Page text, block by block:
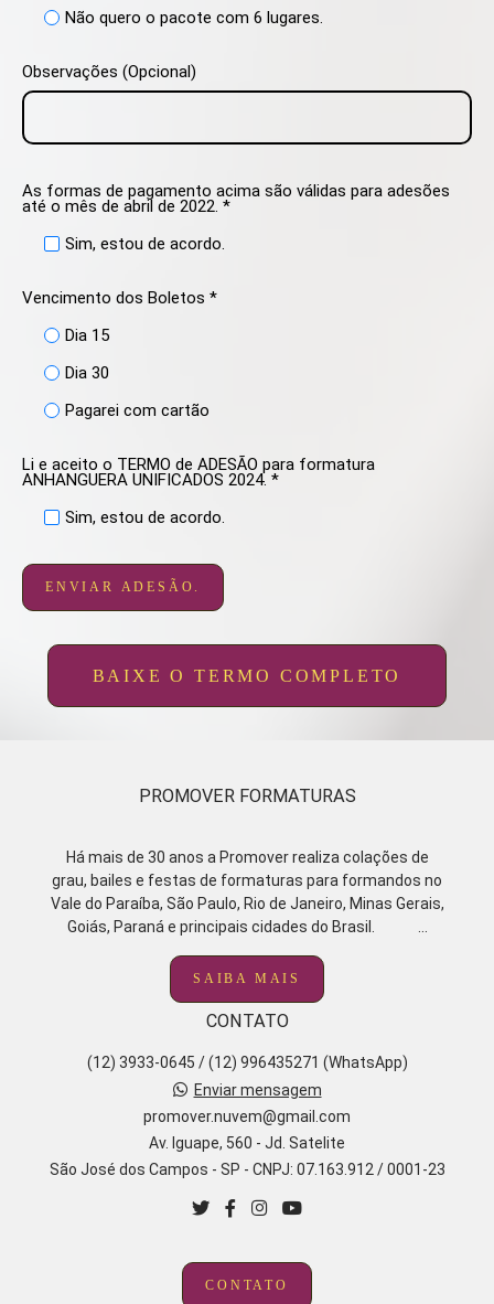
Não quero o pacote com 6 lugares.
Observações (Opcional)
As formas de pagamento acima são válidas para adesões
até o mês de abril de 2022. *
Sim, estou de acordo.
Vencimento dos Boletos *
Dia 15
Dia 30
Pagarei com cartão
Li e aceito o TERMO de ADESÃO para formatura
ANHANGUERA UNIFICADOS 2024. *
Sim, estou de acordo.
ENVIAR ADESÃO.
BAIXE O TERMO COMPLETO
PROMOVER FORMATURAS
Há mais de 30 anos a Promover realiza colações de
grau, bailes e festas de formaturas para formandos no
Vale do Paraíba, São Paulo, Rio de Janeiro, Minas Gerais,
Goiás, Paraná e principais cidades do Brasil. ...
SAIBA MAIS
CONTATO
(12) 3933-0645 / (12) 996435271 (WhatsApp)
Enviar mensagem
promover.nuvem@gmail.com
Av. Iguape, 560 - Jd. Satelite
São José dos Campos - SP - CNPJ: 07.163.912 / 0001-23
CONTATO